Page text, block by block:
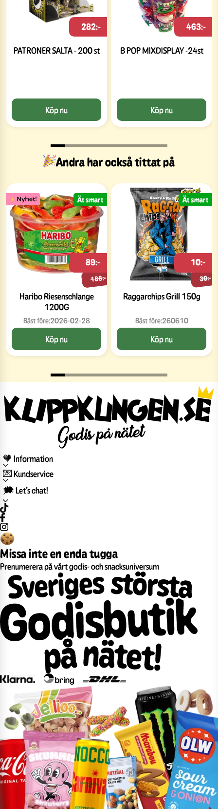
PATRONER SALTA - 200 st
282:-
Köp nu
B POP MIXDISPLAY -24st
463:-
Köp nu
Andra har också tittat på
Haribo Riesenschlange
1200G
188:-
89:-
Bäst före:2026-02-28
Köp nu
Ät smart
Raggarchips Grill 150g
30:-
10:-
Bäst före:260610
Köp nu
Ät smart
🧡 Information
💌 Kundservice
🗯️ Let’s chat!
Missa inte en enda tugga
Prenumerera på vårt godis- och snacksuniversum